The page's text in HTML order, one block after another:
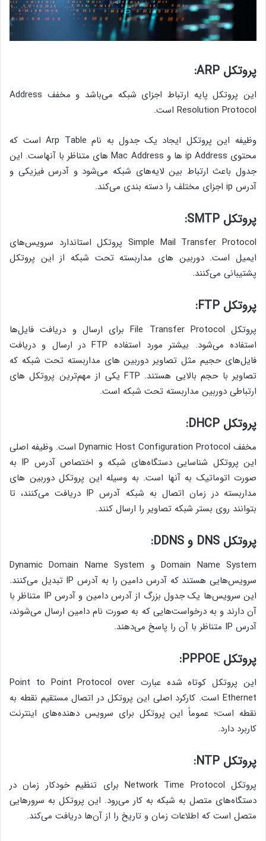
پروتکل ARP:
این پروتکل پایه ارتباط اجزای شبکه می‌باشد و مخفف Address
Resolution Protocol است.
وظیفه این پروتکل ایجاد یک جدول به نام Arp Table است که
محتوی ip Address ها و Mac Address های متناظر با آنهاست. این
جدول باعث ارتباط بین لایه‌های شبکه می‌شود و آدرس فیزیکی و
آدرس ip اجزای مختلف را دسته بندی می‌کند.
پروتکل SMTP:
Simple Mail Transfer Protocol پروتکل استاندارد سرویس‌های
ایمیل است. دوربین های مداربسته تحت شبکه از این پروتکل
پشتیبانی می‌کنند.
پروتکل FTP:
پروتکل File Transfer Protocol برای ارسال و دریافت فایل‌ها
استفاده می‌شود. بیشتر مورد استفاده FTP در ارسال و دریافت
فایل‌های حجیم مثل تصاویر دوربین های مداربسته تحت شبکه که
تصاویر با حجم بالایی هستند. FTP یکی از مهم‌ترین پروتکل های
ارتباطی دوربین مداربسته تحت شبکه است.
پروتکل DHCP:
مخفف Dynamic Host Configuration Protocol است. وظیفه اصلی
این پروتکل شناسایی دستگاه‌های شبکه و اختصاص آدرس IP به
صورت اتوماتیک به آنها است. به وسیله این پروتکل دوربین های
مداربسته در زمان اتصال به شبکه آدرس IP دریافت می‌کنند، تا
بتوانند روی بستر شبکه تصاویر را ارسال کنند.
پروتکل DNS و DDNS:
Domain Name System و Dynamic Domain Name System
سرویس‌هایی هستند که آدرس دامین را به آدرس IP تبدیل می‌کنند.
این سرویس‌ها یک جدول بزرگ از آدرس دامین و آدرس IP متناظر با
آن دارند و به درخواست‌هایی که به صورت نام دامین ارسال می‌شوند،
آدرس IP متناظر با آن را پاسخ می‌دهند.
پروتکل PPPOE:
این پروتکل کوتاه شده عبارت Point to Point Protocol over
Ethernet است. کارکرد اصلی این پروتکل در اتصال مستقیم نقطه به
نقطه است؛ عموماً این پروتکل برای سرویس‌ دهنده‌های اینترنت
کاربرد دارد.
پروتکل NTP:
پروتکل Network Time Protocol برای تنظیم خودکار زمان در
دستگاه‌های متصل به شبکه به کار می‌رود. این پروتکل به سرورهایی
متصل است که اطلاعات زمان و تاریخ را از آن‌ها دریافت می‌کند.